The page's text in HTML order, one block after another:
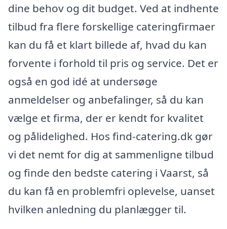
dine behov og dit budget. Ved at indhente
tilbud fra flere forskellige cateringfirmaer
kan du få et klart billede af, hvad du kan
forvente i forhold til pris og service. Det er
også en god idé at undersøge
anmeldelser og anbefalinger, så du kan
vælge et firma, der er kendt for kvalitet
og pålidelighed. Hos find-catering.dk gør
vi det nemt for dig at sammenligne tilbud
og finde den bedste catering i Vaarst, så
du kan få en problemfri oplevelse, uanset
hvilken anledning du planlægger til.